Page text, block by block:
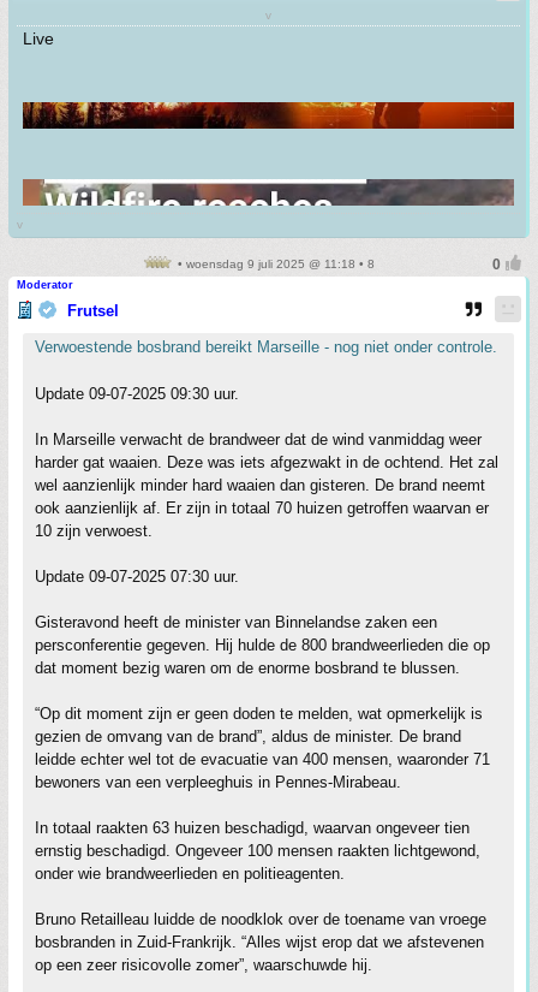
v
Live
v
• woensdag 9 juli 2025 @ 11:18 • 8
Moderator
Frutsel
Verwoestende bosbrand bereikt Marseille - nog niet onder controle.
Update 09-07-2025 09:30 uur.
In Marseille verwacht de brandweer dat de wind vanmiddag weer
harder gat waaien. Deze was iets afgezwakt in de ochtend. Het zal
wel aanzienlijk minder hard waaien dan gisteren. De brand neemt
ook aanzienlijk af. Er zijn in totaal 70 huizen getroffen waarvan er
10 zijn verwoest.
Update 09-07-2025 07:30 uur.
Gisteravond heeft de minister van Binnelandse zaken een
persconferentie gegeven. Hij hulde de 800 brandweerlieden die op
dat moment bezig waren om de enorme bosbrand te blussen.
“Op dit moment zijn er geen doden te melden, wat opmerkelijk is
gezien de omvang van de brand”, aldus de minister. De brand
leidde echter wel tot de evacuatie van 400 mensen, waaronder 71
bewoners van een verpleeghuis in Pennes-Mirabeau.
In totaal raakten 63 huizen beschadigd, waarvan ongeveer tien
ernstig beschadigd. Ongeveer 100 mensen raakten lichtgewond,
onder wie brandweerlieden en politieagenten.
Bruno Retailleau luidde de noodklok over de toename van vroege
bosbranden in Zuid-Frankrijk. “Alles wijst erop dat we afstevenen
op een zeer risicovolle zomer”, waarschuwde hij.